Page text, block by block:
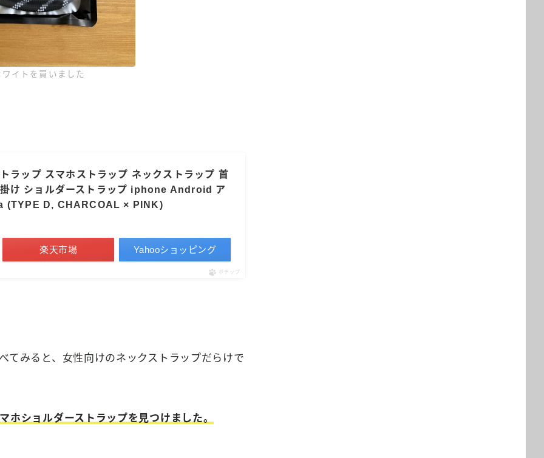
イトを買いました
ラップ スマホストラップ ネックストラップ 首
け ショルダーストラップ iphone Android ア
(TYPE D, CHARCOAL × PINK)
楽天市場 Yahooショッピング
ポチップ
てみると、女性向けのネックストラップだらけで
ホショルダーストラップを見つけました。